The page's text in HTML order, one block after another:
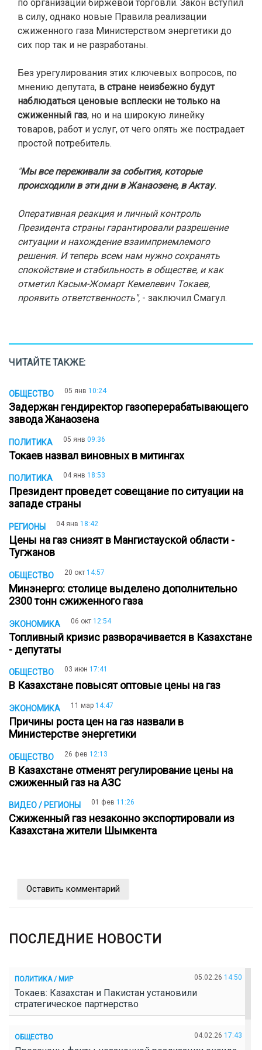
по организации биржевой торговли. Закон вступил
в силу, однако новые Правила реализации
сжиженного газа Министерством энергетики до
сих пор так и не разработаны.
Без урегулирования этих ключевых вопросов, по
мнению депутата, в стране неизбежно будут
наблюдаться ценовые всплески не только на
сжиженный газ, но и на широкую линейку
товаров, работ и услуг, от чего опять же пострадает
простой потребитель.
"Мы все переживали за события, которые
происходили в эти дни в Жанаозене, в Актау.
Оперативная реакция и личный контроль
Президента страны гарантировали разрешение
ситуации и нахождение взаимприемлемого
решения. И теперь всем нам нужно сохранять
спокойствие и стабильность в обществе, и как
отметил Касым-Жомарт Кемелевич Токаев,
проявить ответственность", - заключил Смагул.
ЧИТАЙТЕ ТАКЖЕ:
ОБЩЕСТВО 05 янв 10:24
Задержан гендиректор газоперерабатывающего
завода Жанаозена
ПОЛИТИКА 05 янв 09:36
Токаев назвал виновных в митингах
ПОЛИТИКА 04 янв 18:53
Президент проведет совещание по ситуации на
западе страны
РЕГИОНЫ 04 янв 18:42
Цены на газ снизят в Мангистауской области -
Тугжанов
ОБЩЕСТВО 20 окт 14:57
Минэнерго: столице выделено дополнительно
2300 тонн сжиженного газа
ЭКОНОМИКА 06 окт 12:54
Топливный кризис разворачивается в Казахстане
- депутаты
ОБЩЕСТВО 03 июн 17:41
В Казахстане повысят оптовые цены на газ
ЭКОНОМИКА 11 мар 14:47
Причины роста цен на газ назвали в
Министерстве энергетики
ОБЩЕСТВО 26 фев 12:13
В Казахстане отменят регулирование цены на
сжиженный газ на АЗС
ВИДЕО / РЕГИОНЫ 01 фев 11:26
Сжиженный газ незаконно экспортировали из
Казахстана жители Шымкента
Оставить комментарий
ПОСЛЕДНИЕ НОВОСТИ
ПОЛИТИКА / МИР 05.02.26 14:50
Токаев: Казахстан и Пакистан установили
стратегическое партнерство
ОБЩЕСТВО 04.02.26 17:43